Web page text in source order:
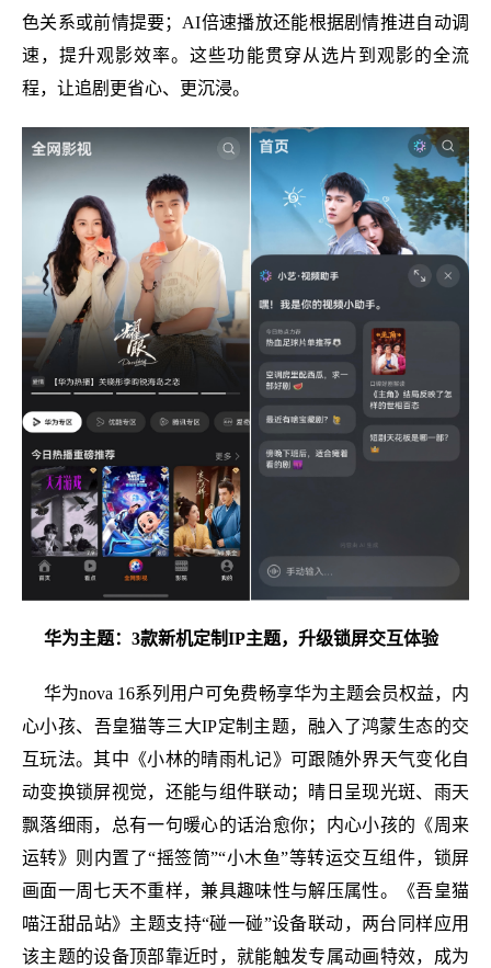
色关系或前情提要；AI倍速播放还能根据剧情推进自动调
速，提升观影效率。这些功能贯穿从选片到观影的全流
程，让追剧更省心、更沉浸。
华为主题：3款新机定制IP主题，升级锁屏交互体验
华为nova 16系列用户可免费畅享华为主题会员权益，内
心小孩、吾皇猫等三大IP定制主题，融入了鸿蒙生态的交
互玩法。其中《小林的晴雨札记》可跟随外界天气变化自
动变换锁屏视觉，还能与组件联动；晴日呈现光斑、雨天
飘落细雨，总有一句暖心的话治愈你；内心小孩的《周来
运转》则内置了“摇签筒”“小木鱼”等转运交互组件，锁屏
画面一周七天不重样，兼具趣味性与解压属性。《吾皇猫
喵汪甜品站》主题支持“碰一碰”设备联动，两台同样应用
该主题的设备顶部靠近时，就能触发专属动画特效，成为